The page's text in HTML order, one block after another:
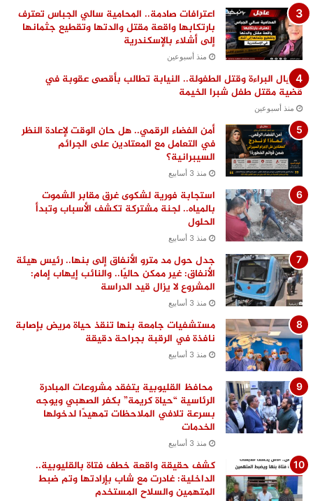
اعترافات صادمة.. المحامية سالي الجباس تعترف
بارتكابها واقعة مقتل والدتها وتقطيع جثمانها
إلى أشلاء بالإسكندرية
منذ أسبوعين
اغتيال البراءة وقتل الطفولة.. النيابة تطالب بأقصى عقوبة في
قضية مقتل طفل شبرا الخيمة
منذ أسبوعين
أمن الفضاء الرقمي.. هل حان الوقت لإعادة النظر
في التعامل مع المعتادين على الجرائم
السيبرانية؟
منذ 3 أسابيع
استجابة فورية لشكوى غرق مقابر الشموت
بالمياه.. لجنة مشتركة تكشف الأسباب وتبدأ
الحلول
منذ 3 أسابيع
جدل حول مد مترو الأنفاق إلى بنها.. رئيس هيئة
الأنفاق: غير ممكن حاليًا.. والنائب إيهاب إمام:
المشروع لا يزال قيد الدراسة
منذ 3 أسابيع
مستشفيات جامعة بنها تنقذ حياة مريض بإصابة
نافذة في الرقبة بجراحة دقيقة
منذ 3 أسابيع
محافظ القليوبية يتفقد مشروعات المبادرة
الرئاسية “حياة كريمة” بكفر الصهبي ويوجه
بسرعة تلافي الملاحظات تمهيدًا لدخولها
الخدمات
منذ 3 أسابيع
كشف حقيقة واقعة خطف فتاة بالقليوبية..
الداخلية: غادرت مع شاب بإرادتها وتم ضبط
المتهمين والسلاح المستخدم